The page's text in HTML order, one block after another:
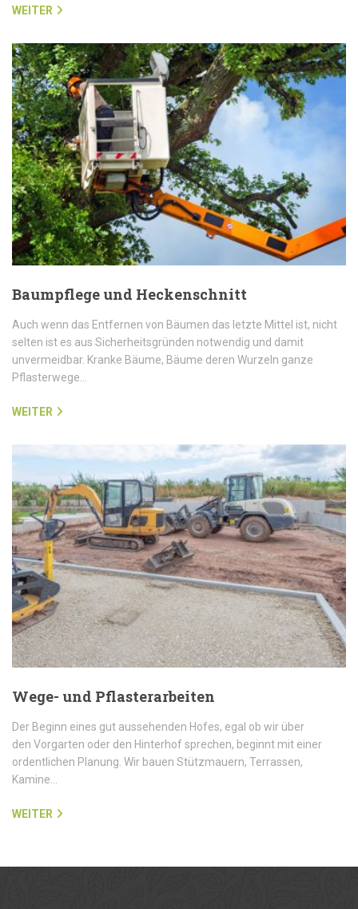
WEITER
Baumpflege und Heckenschnitt
Auch wenn das Entfernen von Bäumen das letzte Mittel ist, nicht
selten ist es aus Sicherheitsgründen notwendig und damit
unvermeidbar. Kranke Bäume, Bäume deren Wurzeln ganze
Pflasterwege…
WEITER
Wege- und Pflasterarbeiten
Der Beginn eines gut aussehenden Hofes, egal ob wir über
den Vorgarten oder den Hinterhof sprechen, beginnt mit einer
ordentlichen Planung. Wir bauen Stützmauern, Terrassen,
Kamine…
WEITER